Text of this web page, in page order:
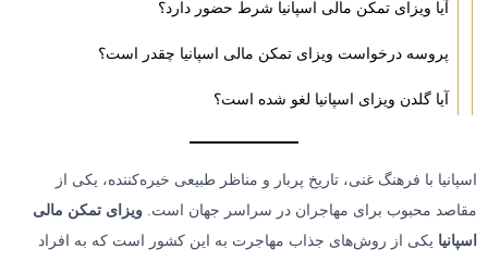
آیا ویزای تمکن مالی اسپانیا شرط حضور دارد؟
پروسه درخواست ویزای تمکن مالی اسپانیا چقدر است؟
آیا گلدن ویزای اسپانیا لغو شده است؟
اسپانیا با فرهنگ غنی، تاریخ پربار و مناظر طبیعی خیره‌کننده، یکی از
مقاصد محبوب برای مهاجران در سراسر جهان است. ویزای تمکن مالی
اسپانیا یکی از روش‌های جذاب مهاجرت به این کشور است که به افراد